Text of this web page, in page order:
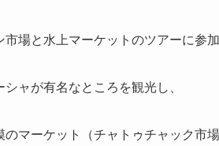
場と水上マーケットのツアーに参加
ャが有名なところを観光し、
マーケット（チャトゥチャック市場